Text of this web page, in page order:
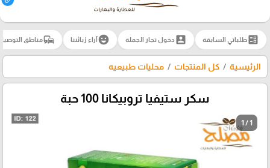
ballotطلباتي السابقة account_box دخول تجار الجملة emoji_emotionsآراء زبائننا commuteمناطق
الرئيسية كل المنتجات محليات طبيعيه
سكر ستيفيا تروبيكانا 100 حبة
1 / 1